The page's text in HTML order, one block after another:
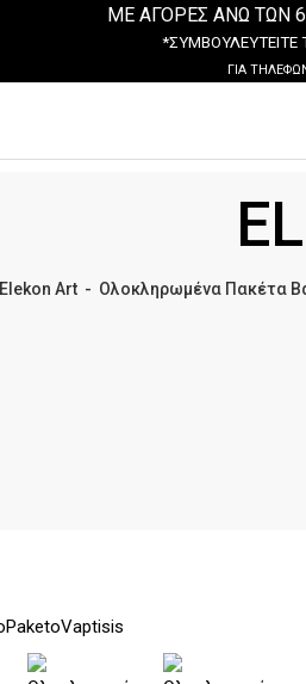
ΜΕ ΑΓΟΡΕΣ ΑΝΩ ΤΩΝ
*ΣΥΜΒΟΥΛΕΥΤΕΙΤΕ
ΓΙΑ
Elekon Art- Ολοκληρωμένα Πακέτα